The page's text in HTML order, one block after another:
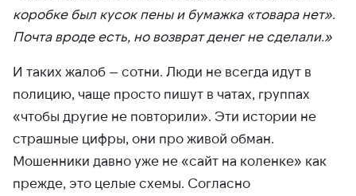
коробке был кусок пены и бумажка «товара нет».
Почта вроде есть, но возврат денег не сделали.»
И таких жалоб — сотни. Люди не всегда идут в
полицию, чаще просто пишут в чатах, группах
«чтобы другие не повторили». Эти истории не
страшные цифры, они про живой обман.
Мошенники давно уже не «сайт на коленке» как
прежде, это целые схемы. Согласно